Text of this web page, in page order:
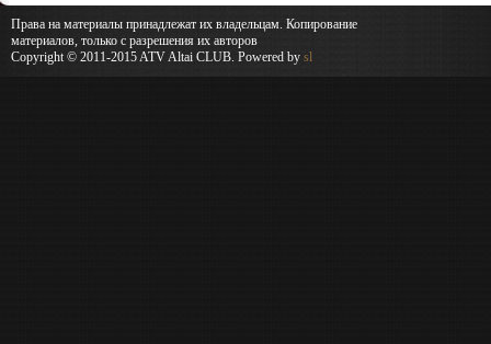
Права на материалы принадлежат их владельцам. Копирование
материалов, только с разрешения их авторов
Copyright © 2011-2015 ATV Altai CLUB. Powered by sl